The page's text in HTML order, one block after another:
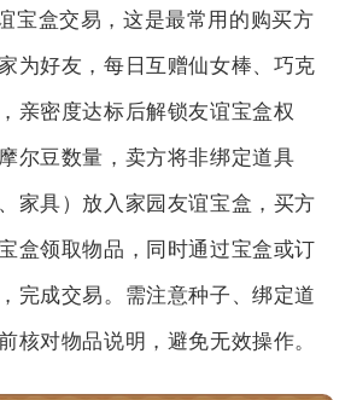
宝盒交易，这是最常用的购买方
为好友，每日互赠仙女棒、巧克
亲密度达标后解锁友谊宝盒权
尔豆数量，卖方将非绑定道具
家具）放入家园友谊宝盒，买方
盒领取物品，同时通过宝盒或订
完成交易。需注意种子、绑定道
核对物品说明，避免无效操作。